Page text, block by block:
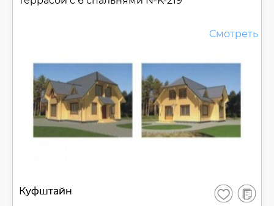
Смотреть
Куфштайн Сохранить
В